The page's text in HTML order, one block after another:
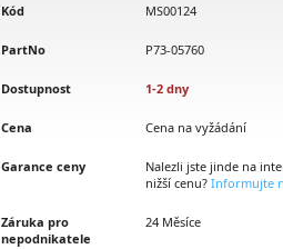
Kód MS00124
PartNo P73-05760
Dostupnost 1-2 dny
Cena Cena na vyžádání
Garance ceny
Nalezli jste jinde na
nižší cenu? Informujte
Záruka pro
nepodnikatele
24 Měsíce